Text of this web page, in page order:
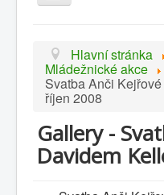
navigaci
Hlavní stránka
Mládežnické akce
Svatba Anči
říjen 2008
Gallery -
Davidem